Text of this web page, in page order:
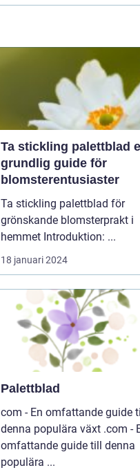
Ta stickling palettblad en
grundlig guide för
blomsterentusiaster
Ta stickling palettblad för
grönskande blomsterprakt i
hemmet Introduktion: ...
18 januari 2024
Palettblad
com - En omfattande guide
denna populära växt .com - En
omfattande guide till denna
populära ...